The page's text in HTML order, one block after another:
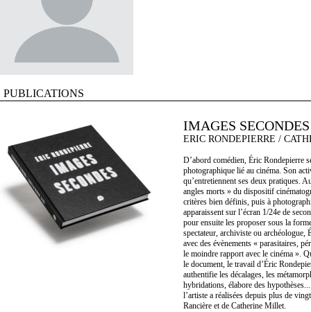
PUBLICATIONS
IMAGES SECONDES
ERIC RONDEPIERRE /
D’abord comédien, Éric
photographique lié au cinéma. Son
qu’entretiennent ses deux pratiques.
angles morts » du dispositif
critères bien définis, puis à
apparaissent sur l’écran 1/24e de
pour ensuite les proposer sous la
spectateur, archiviste ou archéologue,
avec des évènements « parasitaires,
le moindre rapport avec le cinéma ».
le document, le travail d’Éric
authentifie les décalages, les
hybridations, élabore des
l’artiste a réalisées depuis plus de
Rancière et de Catherine Millet.